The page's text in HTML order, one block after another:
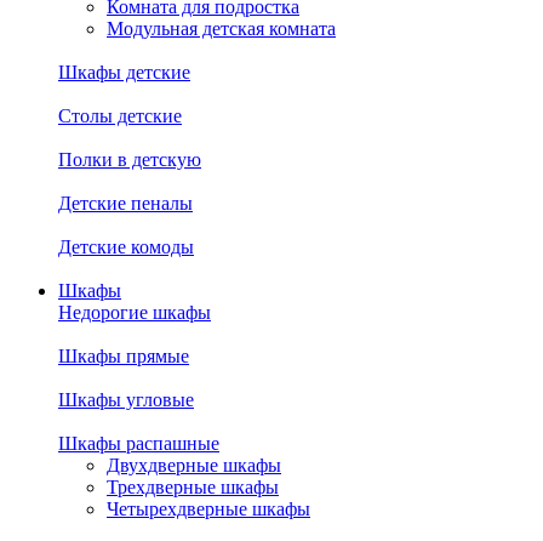
Комната для подростка
Модульная детская комната
Шкафы детские
Столы детские
Полки в детскую
Детские пеналы
Детские комоды
Шкафы
Недорогие шкафы
Шкафы прямые
Шкафы угловые
Шкафы распашные
Двухдверные шкафы
Трехдверные шкафы
Четырехдверные шкафы